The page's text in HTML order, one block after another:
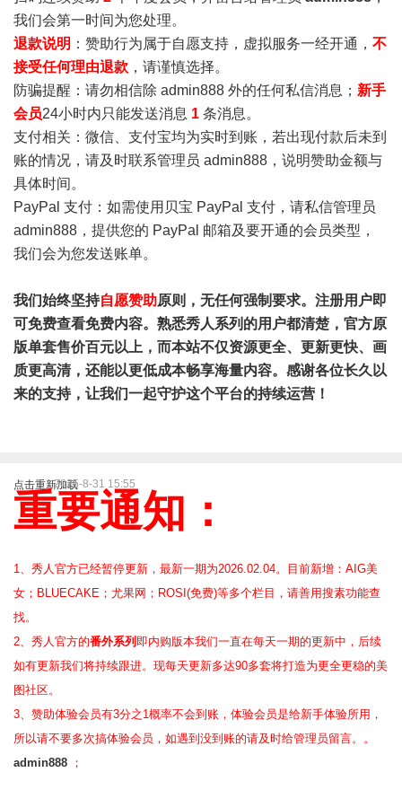
我们会第一时间为您处理。
退款说明 ：赞助行为属于自愿支持，虚拟服务一经开通， 不
接受任何理由退款 ，请谨慎选择。
防骗提醒：请勿相信除 admin888 外的任何私信消息； 新手
会员24小时内只能发送消息 1 条消息。
支付相关：微信、支付宝均为实时到账，若出现付款后未到
账的情况，请及时联系管理员 admin888，说明赞助金额与
具体时间。
PayPal 支付：如需使用贝宝 PayPal 支付，请私信管理员
admin888，提供您的 PayPal 邮箱及要开通的会员类型，
我们会为您发送账单。
我们始终坚持自愿赞助原则，无任何强制要求。注册用户即
可免费查看免费内容。熟悉秀人系列的用户都清楚，官方原
版单套售价百元以上，而本站不仅资源更全、更新更快、画
质更高清，还能以更低成本畅享海量内容。感谢各位长久以
来的支持，让我们一起守护这个平台的持续运营！
点击重新加载2025-8-31 15:55
重要通知：
1、秀人官方已经暂停更新，最新一期为2026.02.04。目前新增：AIG美
女；BLUECAKE；尤果网；ROSI(免费)等多个栏目，请善用搜素功能查
找。
2、 秀人官方的番外系列 即内购版本我们一直在每天一期的更新中，后续
如有更新我们将持续跟进。现每天更新多达90多套将打造为更全更稳的美
图社区。
3、赞助体验会员有3分之1概率不会到账，体验会员是给新手体验所用，
所以请不要多次搞体验会员，如遇到没到账的请及时给管理员留言。。
admin888 ；